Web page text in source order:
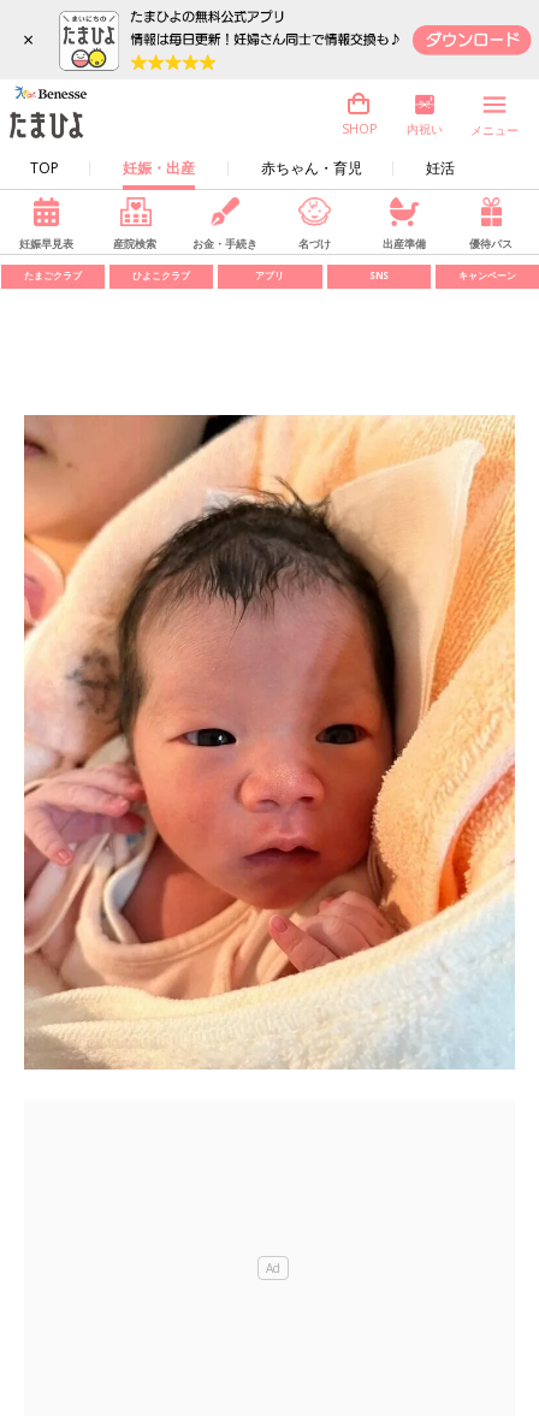
×
TOP 妊娠・出産 赤ちゃん・育児 妊活
SHOP 内祝い メニュー
妊娠早見表 産院検索 お金・手続き 名づけ 出産準備 優待パス
たまごクラブ ひよこクラブ アプリ SNS キャンペーン